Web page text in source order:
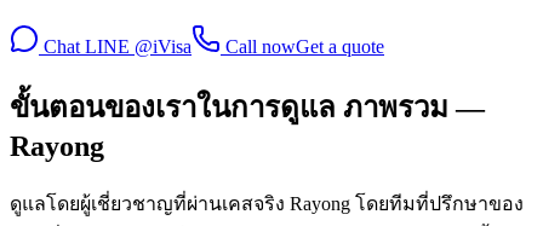
Chat LINE @iVisa Call nowGet a quote
ขั้นตอนของเราในการดูแล ภาพรวม —
Rayong
ดูแลโดยผู้เชี่ยวชาญที่ผ่านเคสจริง Rayong โดยทีมที่ปรึกษาของ